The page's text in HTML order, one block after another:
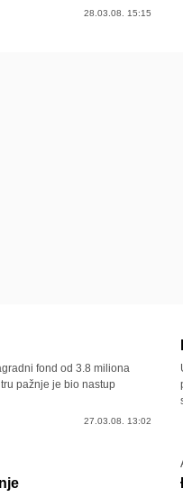
28.03.08. 15:15
fond od 3.8 miliona
pažnje je bio nastup
27.03.08. 13:02